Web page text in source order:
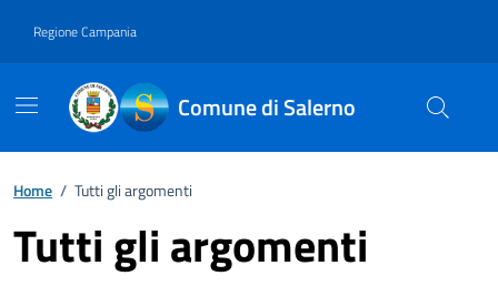
Regione Campania
Comune di Salerno
Home / Tutti gli argomenti
Tutti gli argomenti